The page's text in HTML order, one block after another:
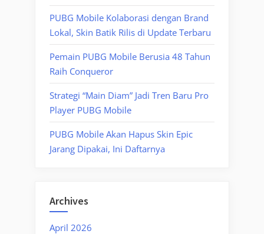
PUBG Mobile Kolaborasi dengan Brand
Lokal, Skin Batik Rilis di Update Terbaru
Pemain PUBG Mobile Berusia 48 Tahun
Raih Conqueror
Strategi “Main Diam” Jadi Tren Baru Pro
Player PUBG Mobile
PUBG Mobile Akan Hapus Skin Epic
Jarang Dipakai, Ini Daftarnya
Archives
April 2026